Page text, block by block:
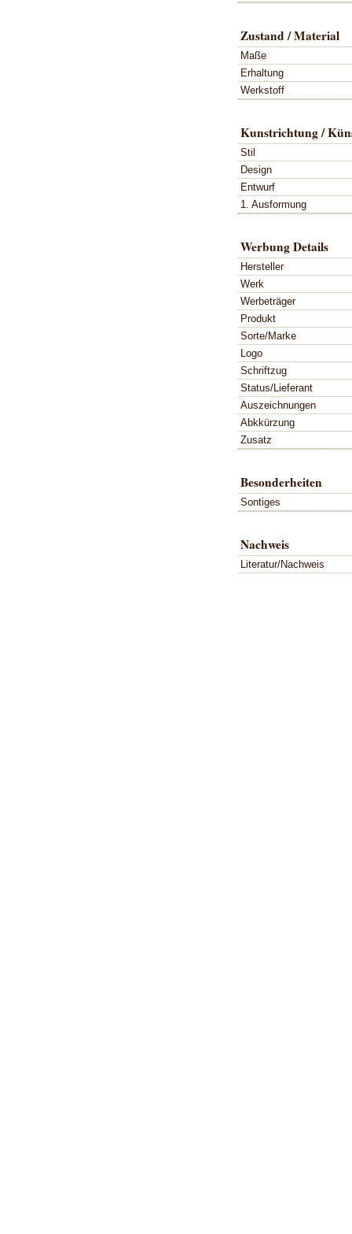
Zustand / Material
Maße
Erhaltung
Werkstoff
Kunstrichtung /
Stil
Design
Entwurf
1. Ausformung
Werbung Details
Hersteller
Werk
Werbeträger
Produkt
Sorte/Marke
Logo
Schriftzug
Status/Lieferant
Auszeichnungen
Abkkürzung
Zusatz
Besonderheiten
Sontiges
Nachweis
Literatur/Nachweis